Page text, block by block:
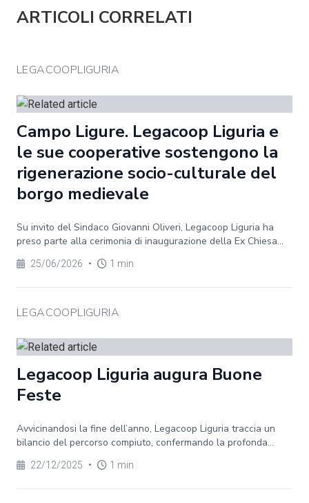
ARTICOLI CORRELATI
LEGACOOPLIGURIA
Campo Ligure. Legacoop Liguria e
le sue cooperative sostengono la
rigenerazione socio-culturale del
borgo medievale
Su invito del Sindaco Giovanni Oliveri, Legacoop Liguria ha
preso parte alla cerimonia di inaugurazione della Ex Chiesa...
25/06/2026 • 1 min
LEGACOOPLIGURIA
Legacoop Liguria augura Buone
Feste
Avvicinandosi la fine dell’anno, Legacoop Liguria traccia un
bilancio del percorso compiuto, confermando la profonda...
22/12/2025 • 1 min